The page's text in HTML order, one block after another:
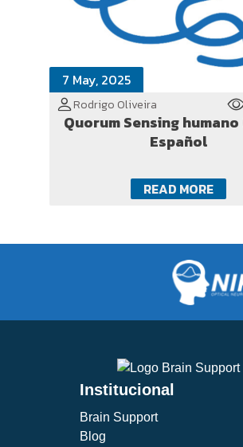
7 May, 2025
Rodrigo Oliveira
Quorum Sensing humano
Español
READ MORE
Institucional
Brain Support
Blog